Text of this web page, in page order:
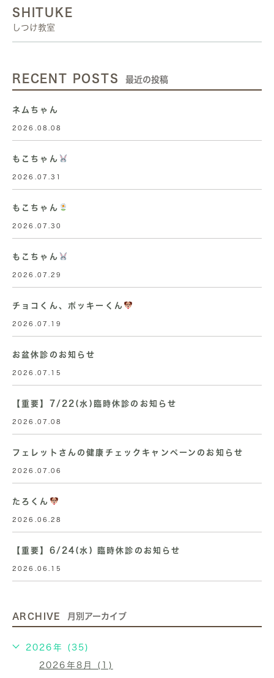
SHITUKE
しつけ教室
RECENT POSTS 最近の投稿
ネムちゃん
2026.08.08
もこちゃん
2026.07.31
もこちゃん
2026.07.30
もこちゃん
2026.07.29
チョコくん、ポッキーくん
2026.07.19
お盆休診のお知らせ
2026.07.15
【重要】7/22(水)臨時休診のお知らせ
2026.07.08
フェレットさんの健康チェックキャンペーンのお知らせ
2026.07.06
たろくん
2026.06.28
【重要】6/24(水) 臨時休診のお知らせ
2026.06.15
ARCHIVE 月別アーカイブ
2026年 (35)
2026年8月 (1)